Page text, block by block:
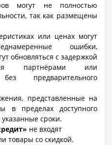
могут не полностью
так как размещены
или ценах могут
ошибки,
обновляться с задержкой
партнёрами или
предварительного
представленные на
в пределах доступного
указанные сроки.
не входят
товары со скидкой.